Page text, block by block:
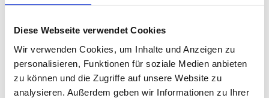
Diese Webseite verwendet Cookies
Wir verwenden Cookies, um Inhalte und Anzeigen zu
personalisieren, Funktionen für soziale Medien anbieten
zu können und die Zugriffe auf unsere Website zu
analysieren. Außerdem geben wir Informationen zu Ihrer
Krailling Illesheim München / Pasing Planegg
Landsberied
Burgthann